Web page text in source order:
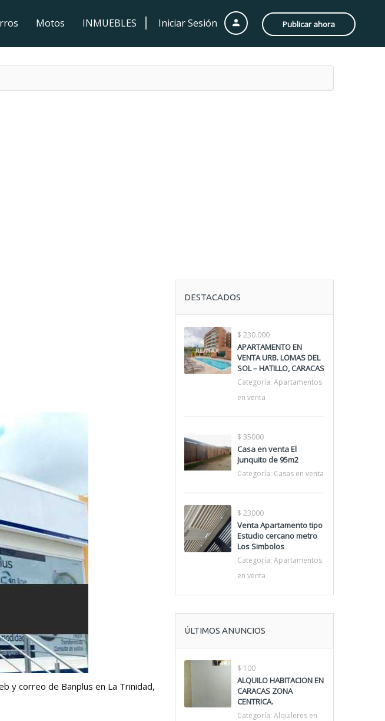
Iniciar Sesión Publicar ahora
Motos INMUEBLES
y correo de Banplus en La Trinidad,
DESTACADOS
$ 230.000
APARTAMENTO EN
VENTA URB. LOMAS DEL
SOL – HATILLO, CARACAS
Categoría: Apartamentos
en venta
$ 35000
Casa en venta El
Junquito de 95m2
Categoría: Casas en venta
$ 23000
Venta Apartamento tipo
Estudio cercano metro
Los Simbolos
Categoría: Apartamentos
en venta
ÚLTIMOS ANUNCIOS
$ 100
ALQUILO HABITACION EN
CARACAS ZONA
CENTRICA.
Categoría: Alquileres en